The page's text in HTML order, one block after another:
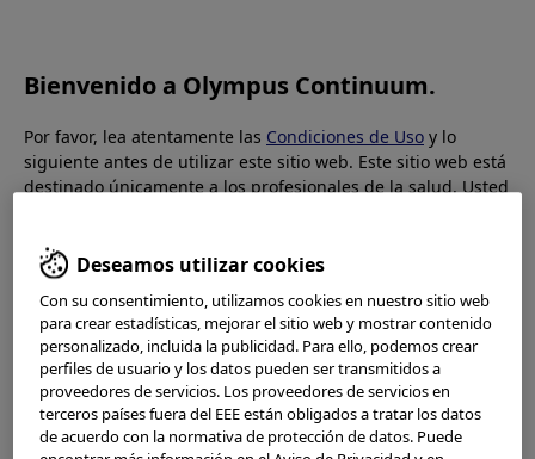
Westborough, MA, USA
Westborough
Olympus Westborough, 800 West Park Drive,
Westborough, MA 01581
Google map
Bienvenido a Olympus Continuum.
Por favor, lea atentamente las Condiciones de Uso y lo
siguiente antes de utilizar este sitio web. Este sitio web está
destinado únicamente a los profesionales de la salud. Usted
salud.
Este sitio web utilizacookiespara ofrecerle una mejor
experiencia de navegación. Las cookies permiten adaptar
los sitios web a sus intereses y preferencias. Puede
encontrar más información en nuestroAviso de Privacidad
Puede recuperar la configuración actual de las cookies para
este sitio web aquí y editarlas en cualquier momento a
Deseamos utilizar cookies
Con su consentimiento, utilizamos cookies en nuestro sitio web
para crear estadísticas, mejorar el sitio web y mostrar contenido
personalizado, incluida la publicidad. Para ello, podemos crear
perfiles de usuario y los datos pueden ser transmitidos a
proveedores de servicios. Los proveedores de servicios en
terceros países fuera del EEE están obligados a tratar los datos
de acuerdo con la normativa de protección de datos. Puede